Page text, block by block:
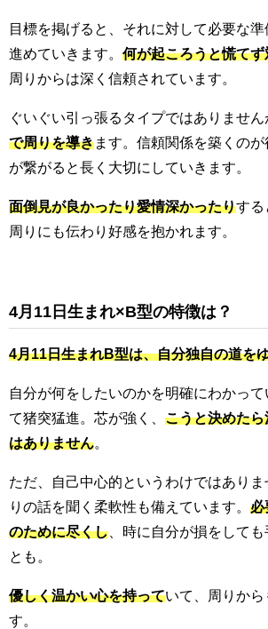
目標を掲げると、それに対して必要な
進めていきます。 何が起ころうと慌て
周りからは深く信頼されています。
ぐいぐい引っ張るタイプではありません
で周りを導きます。信頼関係を築くの
が繋がると長く大切にしていきます。
面倒見が良かったり愛情深かったりする
周りにも伝わり好感を抱かれます。
4月11日生まれ×B型の特徴は？
4月11日生まれB型は、自分独自の道を
自分が何をしたいのかを明確にわかっ
て猪突猛進。芯が強く、 こうと決めた
はありません
ただ、自己中心的というわけではあり
りの話を聞く柔軟性も備えています。 必
のために尽くし 、時に自分が損をして
とも。
優しく温かい心を持っていて、周りから
す。